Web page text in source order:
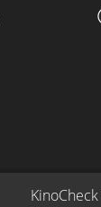
KinoCheck